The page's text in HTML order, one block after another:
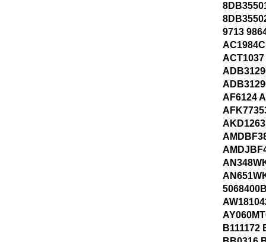
9713
AF6124
B111172